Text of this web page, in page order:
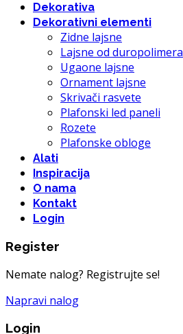
Dekorativa
Dekorativni elementi
Zidne lajsne
Lajsne od duropolimera
Ugaone lajsne
Ornament lajsne
Skrivači rasvete
Plafonski led paneli
Rozete
Plafonske obloge
Alati
Inspiracija
O nama
Kontakt
Login
Register
Nemate nalog? Registrujte se!
Napravi nalog
Login